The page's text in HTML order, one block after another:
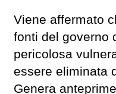
Viene affermato
fonti del governo
pericolosa
essere eliminata
Genera